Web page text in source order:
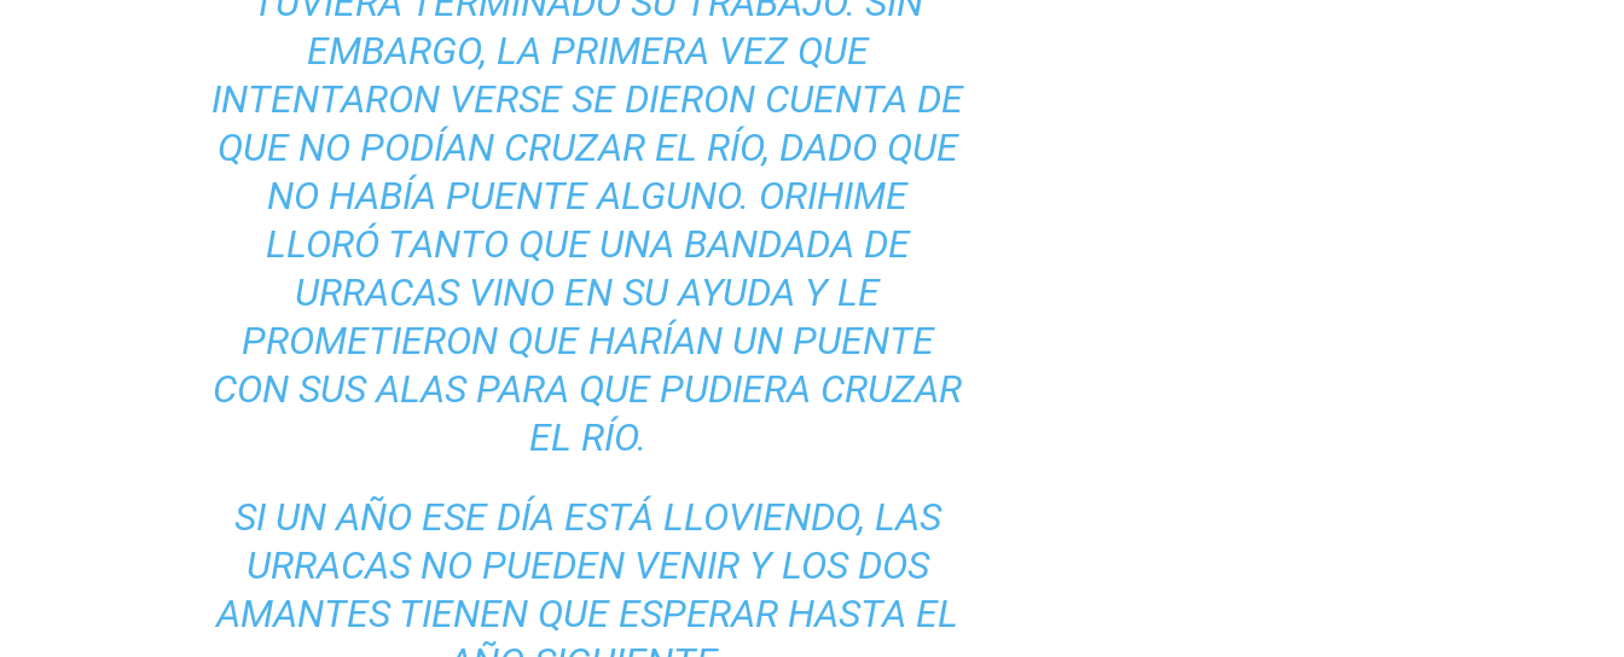
EMBARGO, LA PRIMERA VEZ QUE
INTENTARON VERSE SE DIERON CUENTA DE
QUE NO PODÍAN CRUZAR EL RÍO, DADO QUE
NO HABÍA PUENTE ALGUNO. ORIHIME
LLORÓ TANTO QUE UNA BANDADA DE
URRACAS VINO EN SU AYUDA Y LE
PROMETIERON QUE HARÍAN UN PUENTE
CON SUS ALAS PARA QUE PUDIERA CRUZAR
EL RÍO.
SI UN AÑO ESE DÍA ESTÁ LLOVIENDO, LAS
URRACAS NO PUEDEN VENIR Y LOS DOS
AMANTES TIENEN QUE ESPERAR HASTA EL